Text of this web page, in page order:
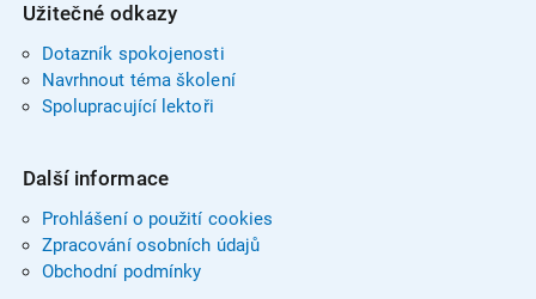
Užitečné odkazy
Dotazník spokojenosti
Navrhnout téma školení
Spolupracující lektoři
Další informace
Prohlášení o použití cookies
Zpracování osobních údajů
Obchodní podmínky